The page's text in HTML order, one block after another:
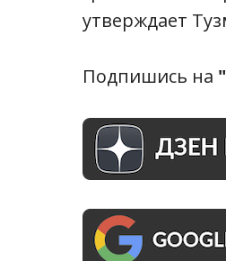
утверждает
Подпишись на